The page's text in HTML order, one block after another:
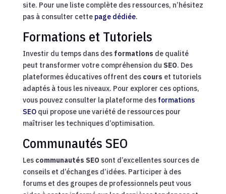
site. Pour une liste complète des ressources, n’hésitez
pas à consulter cette page dédiée.
Formations et Tutoriels
Investir du temps dans des formations de qualité
peut transformer votre compréhension du SEO. Des
plateformes éducatives offrent des cours et tutoriels
adaptés à tous les niveaux. Pour explorer ces options,
vous pouvez consulter la plateforme des formations
SEOqui propose une variété de ressources pour
maîtriser les techniques d’optimisation.
Communautés SEO
Les communautés SEO sont d’excellentes sources de
conseils et d’échanges d’idées. Participer à des
forums et des groupes de professionnels peut vous